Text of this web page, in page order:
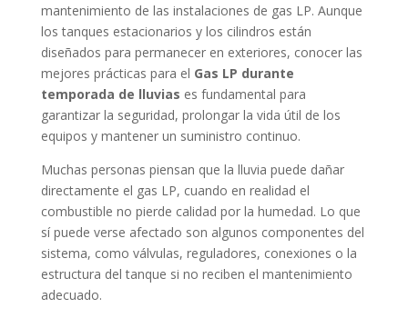
mantenimiento de las instalaciones de gas LP. Aunque
los tanques estacionarios y los cilindros están
diseñados para permanecer en exteriores, conocer las
mejores prácticas para el Gas LP durante
temporada de lluvias es fundamental para
garantizar la seguridad, prolongar la vida útil de los
equipos y mantener un suministro continuo.
Muchas personas piensan que la lluvia puede dañar
directamente el gas LP, cuando en realidad el
combustible no pierde calidad por la humedad. Lo que
sí puede verse afectado son algunos componentes del
sistema, como válvulas, reguladores, conexiones o la
estructura del tanque si no reciben el mantenimiento
adecuado.